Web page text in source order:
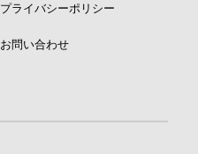
プライバシーポリシー
お問い合わせ